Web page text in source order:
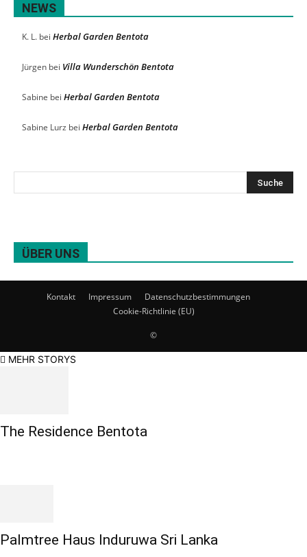
NEWS
K. L. bei Herbal Garden Bentota
Jürgen bei Villa Wunderschön Bentota
Sabine bei Herbal Garden Bentota
Sabine Lurz bei Herbal Garden Bentota
ÜBER UNS
Kontakt Impressum
Datenschutzbestimmungen
Cookie-Richtlinie (EU)
©
MEHR STORYS
The Residence Bentota
Palmtree Haus Induruwa Sri Lanka